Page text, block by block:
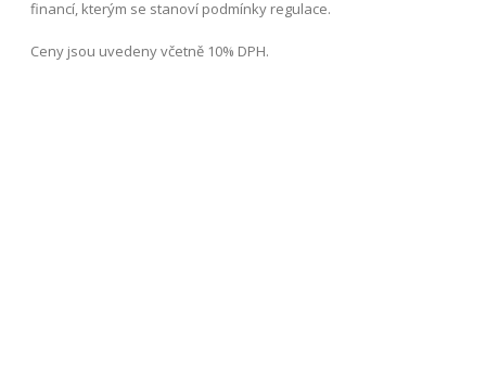
financí, kterým se stanoví podmínky regulace.
Ceny jsou uvedeny včetně 10% DPH.